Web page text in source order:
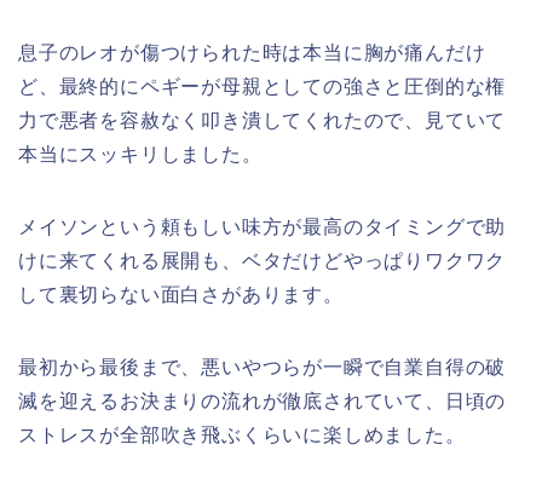
息子のレオが傷つけられた時は本当に胸が痛んだけ
ど、最終的にペギーが母親としての強さと圧倒的な権
力で悪者を容赦なく叩き潰してくれたので、見ていて
本当にスッキリしました。
メイソンという頼もしい味方が最高のタイミングで助
けに来てくれる展開も、ベタだけどやっぱりワクワク
して裏切らない面白さがあります。
最初から最後まで、悪いやつらが一瞬で自業自得の破
滅を迎えるお決まりの流れが徹底されていて、日頃の
ストレスが全部吹き飛ぶくらいに楽しめました。